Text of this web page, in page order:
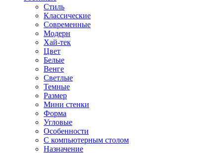
Стиль
Классические
Современные
Модерн
Хай-тек
Цвет
Белые
Венге
Светлые
Темные
Размер
Мини стенки
Форма
Угловые
Особенности
С компьютерным столом
Назначение